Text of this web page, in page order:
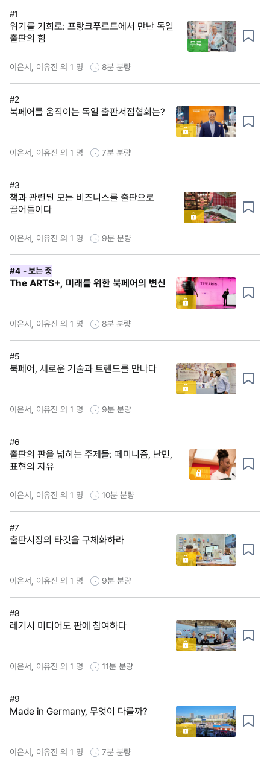
#1
위기를 기회로: 프랑크푸르트에서 만난 독일
출판의 힘
무료
이은서, 이유진 외 1 명 8분 분량
#2
북페어를 움직이는 독일 출판서점협회는?
이은서, 이유진 외 1 명 7분 분량
#3
책과 관련된 모든 비즈니스를 출판으로
끌어들이다
이은서, 이유진 외 1 명 9분 분량
#4 - 보는 중
The ARTS+, 미래를 위한 북페어의 변신
이은서, 이유진 외 1 명 8분 분량
#5
북페어, 새로운 기술과 트렌드를 만나다
이은서, 이유진 외 1 명 9분 분량
#6
출판의 판을 넓히는 주제들: 페미니즘, 난민,
표현의 자유
이은서, 이유진 외 1 명 10분 분량
#7
출판시장의 타깃을 구체화하라
이은서, 이유진 외 1 명 9분 분량
#8
레거시 미디어도 판에 참여하다
이은서, 이유진 외 1 명 11분 분량
#9
Made in Germany, 무엇이 다를까?
이은서, 이유진 외 1 명 7분 분량